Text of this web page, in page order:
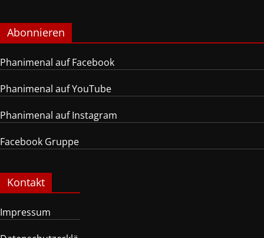
Abonnieren
Phanimenal auf Facebook
Phanimenal auf YouTube
Phanimenal auf Instagram
Facebook Gruppe
Kontakt
Impressum